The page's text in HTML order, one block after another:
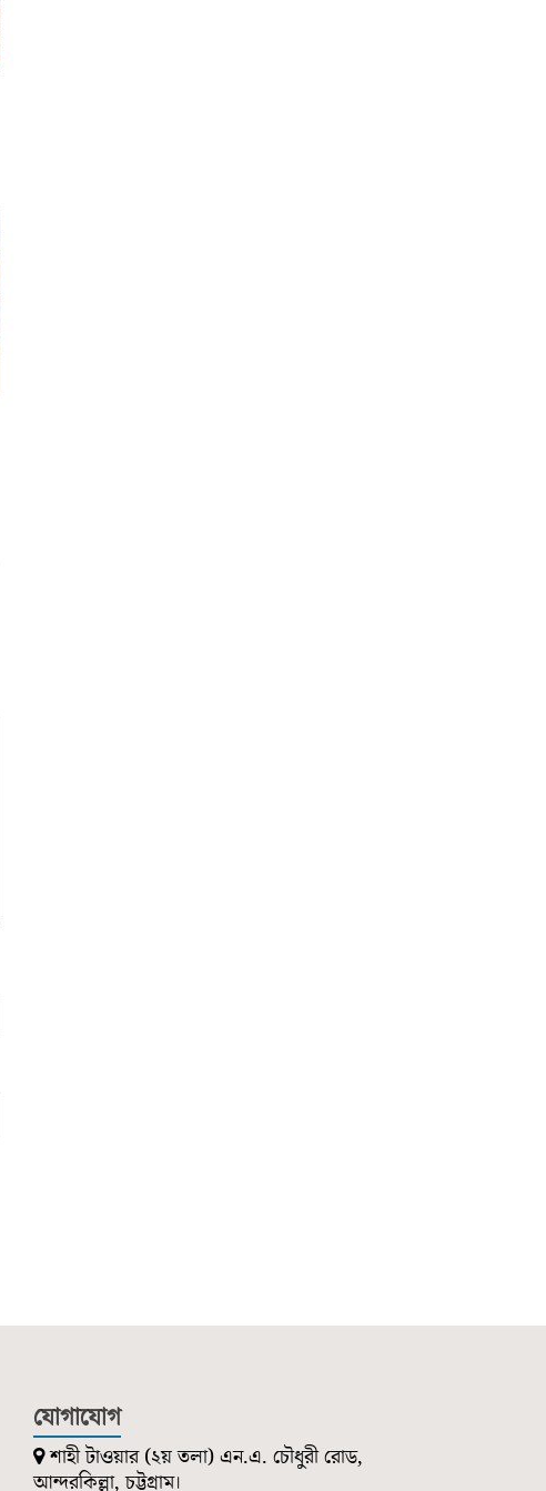
যোগাযোগ
শাহী টাওয়ার (২য় তলা) এন.এ. চৌধুরী রোড,
আন্দরকিল্লা, চট্টগ্রাম।